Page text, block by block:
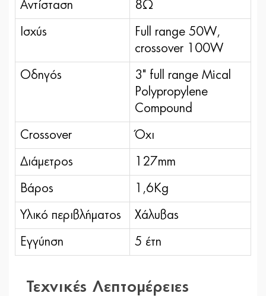
Αντίσταση 8Ω
Ισχύς
Full range 50W,
crossover 100W
Οδηγός
3" full range Mical
Polypropylene
Compound
Crossover Όχι
Διάμετρος 127mm
Βάρος 1,6Kg
Υλικό περιβλήματος Χάλυβας
Εγγύηση 5 έτη
Τεχνικές Λεπτομέρειες